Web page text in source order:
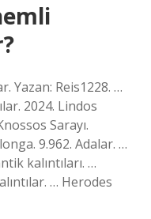
Yazan: Reis1228. …
2024. Lindos
Sarayı.
9.962. Adalar. …
kalıntıları. …
… Herodes